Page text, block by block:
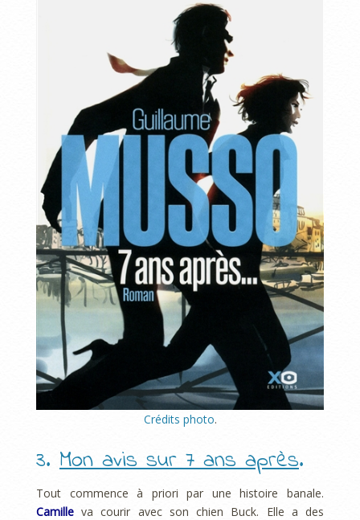
Crédits photo.
3. Mon avis sur 7 ans après.
Tout commence à priori par une histoire banale.
Camille va courir avec son chien Buck. Elle a des